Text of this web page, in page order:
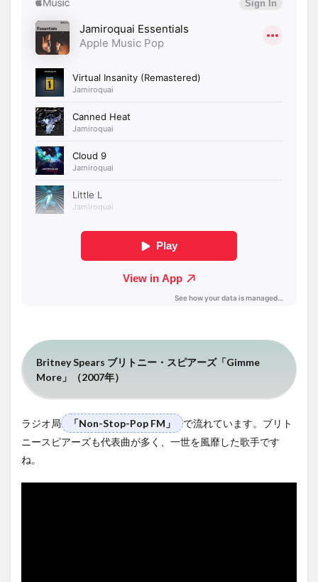
Britney Spears ブリトニー・スピアーズ「Gimme
More」（2007年）
ラジオ局 「Non-Stop-Pop FM」
で流れています。ブリト
ニースピアーズも代表曲が多く、一世を風靡した歌手です
ね。